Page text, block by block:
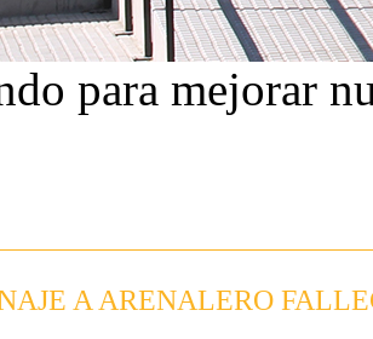
para mejorar
A ARENALERO